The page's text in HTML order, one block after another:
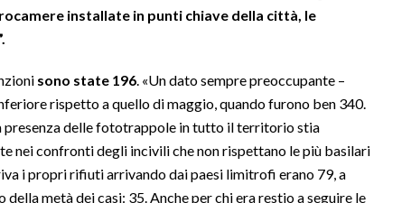
installate in punti chiave della città, le
sono state 196. «Un dato sempre preoccupante –
rispetto a quello di maggio, quando furono ben 340.
presenza delle fototrappole in tutto il territorio stia
nei confronti degli incivili che non rispettano le più basilari
i propri rifiuti arrivando dai paesi limitrofi erano 79, a
metà dei casi: 35. Anche per chi era restio a seguire le